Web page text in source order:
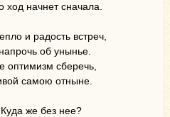
ход начнет сначала.
и радость встреч,
об унынье.
сберечь,
самою отныне.
же без нее?